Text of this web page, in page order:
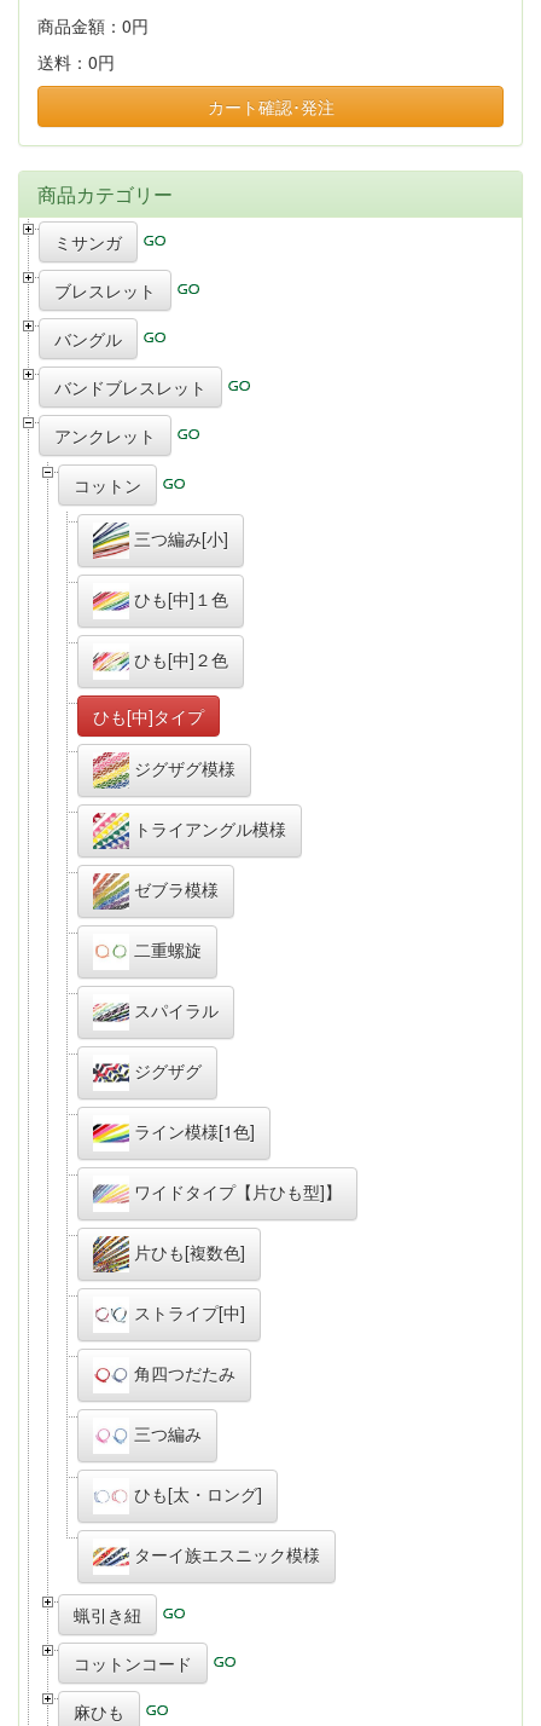
商品金額： 0円
送料： 0円
カート確認･発注
商品カテゴリー
ミサンガ
ブレスレット
バングル
バンドブレスレット
アンクレット
コットン
三つ編み[小]
ひも[中]１色
ひも[中]２色
ひも[中]タイプ
ジグザグ模様
トライアングル模様
ゼブラ模様
二重螺旋
スパイラル
ジグザグ
ライン模様[1色]
ワイドタイプ【片ひも型]】
片ひも[複数色]
ストライプ[中]
角四つだたみ
三つ編み
ひも[太・ロング]
ターイ族エスニック模様
蝋引き紐
コットンコード
麻ひも